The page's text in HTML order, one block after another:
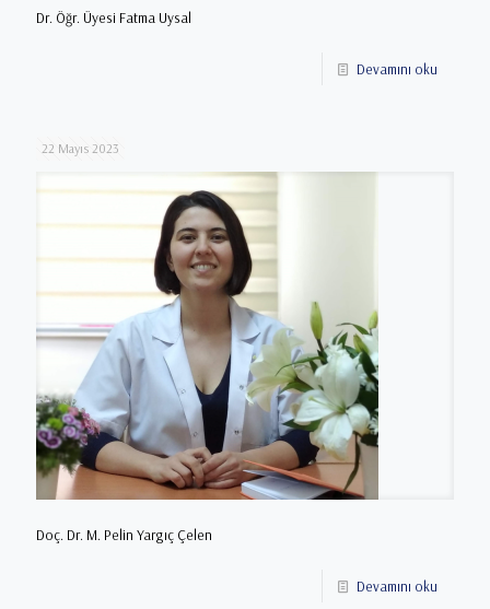
Dr. Öğr. Üyesi Fatma Uysal
Devamını oku
22 Mayıs 2023
Doç. Dr. M. Pelin Yargıç Çelen
Devamını oku